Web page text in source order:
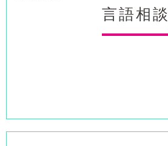
言語相談